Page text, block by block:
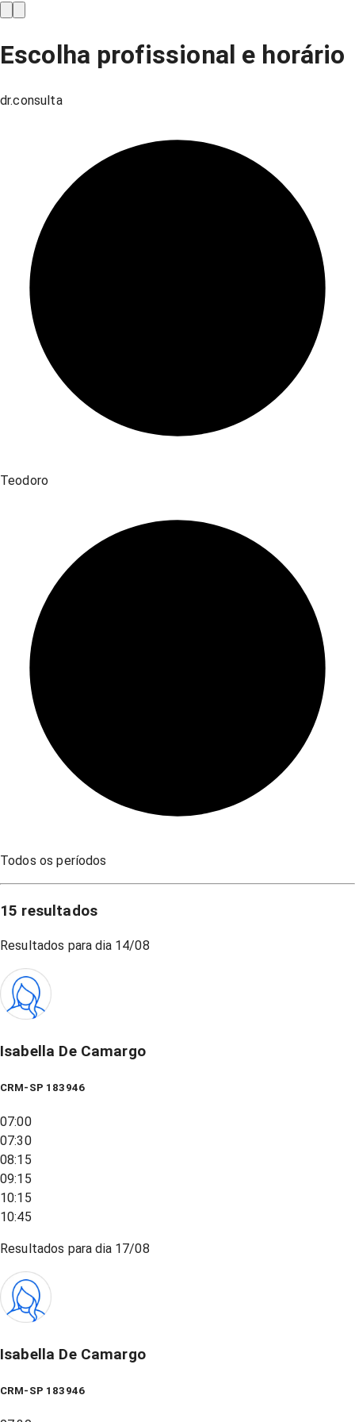
Escolha profissional e horário
dr.consulta
Teodoro
Todos os períodos
15 resultados
Resultados para dia 14/08
Isabella De Camargo
CRM-SP 183946
07:00
07:30
08:15
09:15
10:15
10:45
Resultados para dia 17/08
Isabella De Camargo
CRM-SP 183946